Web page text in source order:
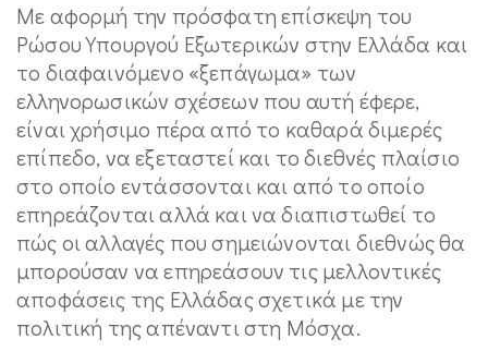
Με αφορμή την πρόσφατη επίσκεψη του
Ρώσου Υπουργού Εξωτερικών στην Ελλάδα και
το διαφαινόμενο «ξεπάγωμα» των
ελληνορωσικών σχέσεων που αυτή έφερε,
είναι χρήσιμο πέρα από το καθαρά διμερές
επίπεδο, να εξεταστεί και το διεθνές πλαίσιο
στο οποίο εντάσσονται και από το οποίο
επηρεάζονται αλλά και να διαπιστωθεί το
πώς οι αλλαγές που σημειώνονται διεθνώς θα
μπορούσαν να επηρεάσουν τις μελλοντικές
αποφάσεις της Ελλάδας σχετικά με την
πολιτική της απέναντι στη Μόσχα.